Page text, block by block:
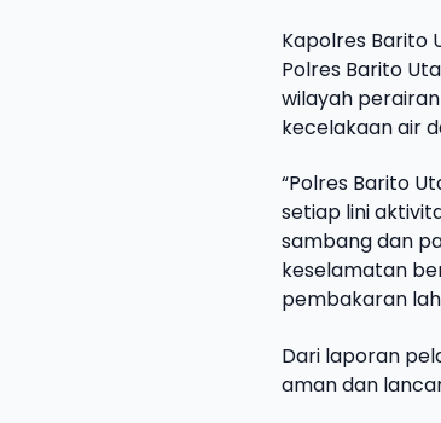
Kapolres Barito
Polres Barito
wilayah
kecelakaan air
“Polres Barito
setiap lini
sambang dan
keselamatan
pembakaran
Dari laporan
aman dan